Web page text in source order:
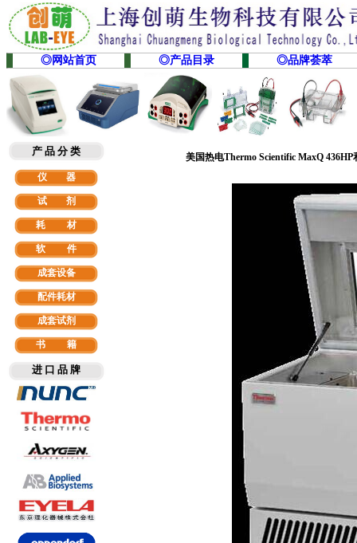
◎网站首页 ◎产品目录 ◎品牌荟萃
产 品 分 类
仪 器
试 剂
耗 材
软 件
成套设备
配件耗材
成套试剂
书 籍
进 口 品 牌
美国热电Thermo Scientific MaxQ 436HP